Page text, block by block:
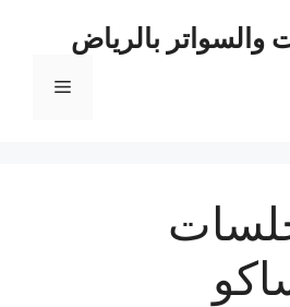
والسواتر بالرياض
القائمة